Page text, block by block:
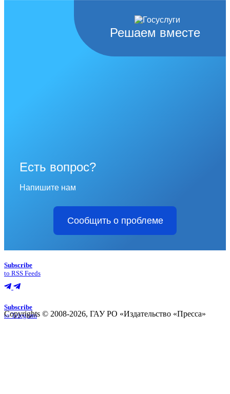
Решаем вместе
Есть вопрос?
Напишите нам
Сообщить о проблеме
Subscribe
to RSS Feeds
Subscribe
to Telegram
Copyrights © 2008-2026, ГАУ РО «Издательство «Пресса»